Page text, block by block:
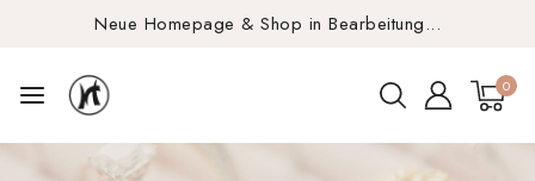
Neue Homepage & Shop in Bearbeitung...
0